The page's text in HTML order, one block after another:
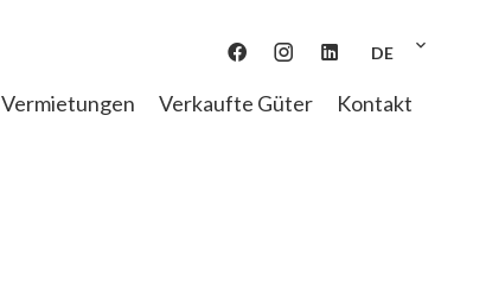
DE
Vermietungen Verkaufte Güter Kontakt